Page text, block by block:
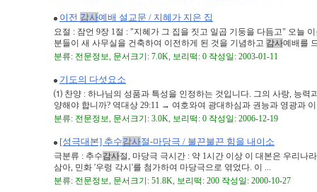
이전 감사예배 설교문 / 지혜가 지은 집
요절 : 잠언 9장 1절 : "지혜가 그 집을 짓고 일곱 기둥을 다듬고" 오늘
분들이 새 사무실을 건축하여 이전하게 된 것을 기념하고 감사예배를
분류: 전문정보, 문서크기: 7.0K, 보리떡: 0 작성일: 2003-01-11
기도의 다섯요소
⑴ 찬양 : 하나님의 성품과 특성을 인정하는 것입니다. 그의 사랑, 능력
양해야 합니까? 역대상 29:11 → 여호와여 광대하심과 권능과 영광과 이
분류: 전문정보, 문서크기: 3.0K, 보리떡: 0 작성일: 2006-12-19
[성극대본] 추수감사절-마당극 / 불끈불끈 힘을 내이소
극분류 : 추수감사절, 마당극 극시간 : 약 1시간 이상 이 대본은 우리나
삼아, 민화 '우렁 각시'를 첨가하여 마당극으로 엮었다. 이 ...
분류: 전문정보, 문서크기: 51.8K, 보리떡: 200 작성일: 2000-10-27